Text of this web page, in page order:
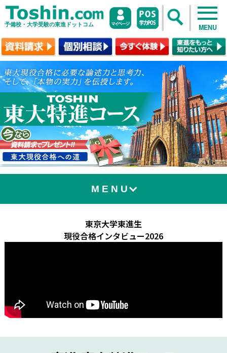
予備校・大学受験の東進ドットコム MENU
MENU
東京大学東進生
現役合格インタビュー2026